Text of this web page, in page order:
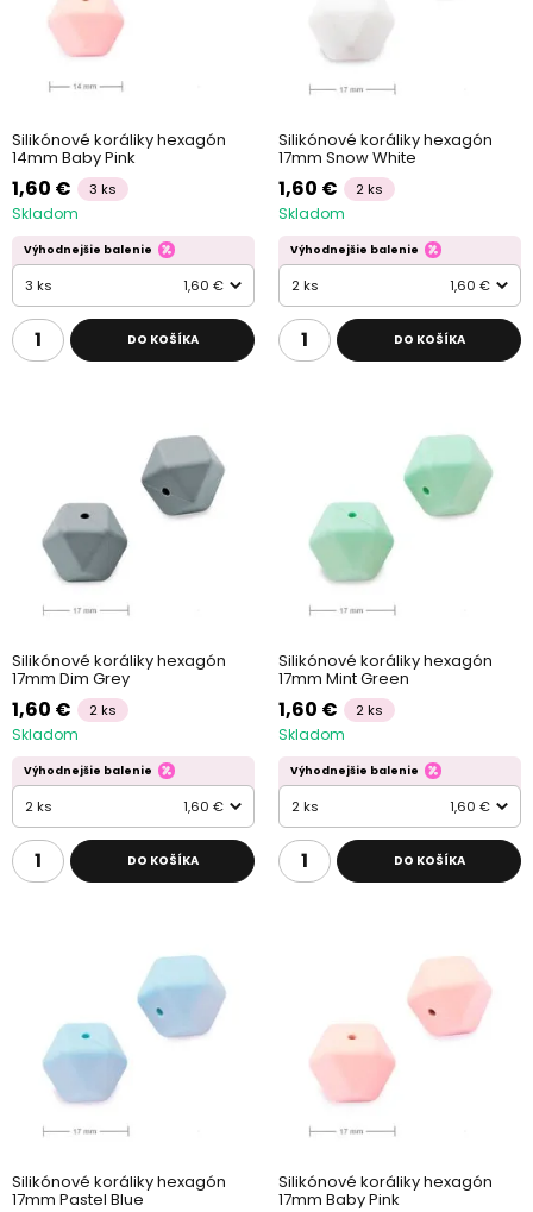
Silikónové koráliky hexagón
14mm Baby Pink
1,60 € 3 ks
Skladom
Výhodnejšie balenie
3 ks 1,60 €
DO KOŠÍKA
Silikónové koráliky hexagón
17mm Snow White
1,60 € 2 ks
Skladom
Výhodnejšie balenie
2 ks 1,60 €
DO KOŠÍKA
Silikónové koráliky hexagón
17mm Dim Grey
1,60 € 2 ks
Skladom
Výhodnejšie balenie
2 ks 1,60 €
DO KOŠÍKA
Silikónové koráliky hexagón
17mm Mint Green
1,60 € 2 ks
Skladom
Výhodnejšie balenie
2 ks 1,60 €
DO KOŠÍKA
Silikónové koráliky hexagón
17mm Pastel Blue
Silikónové koráliky hexagón
17mm Baby Pink